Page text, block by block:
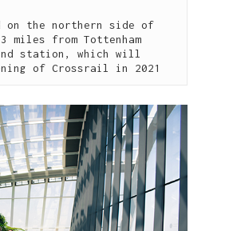
the northern side of
from Tottenham
station, which will
of Crossrail in 2021